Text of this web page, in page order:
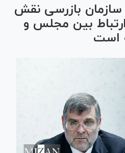
سازمان بازرسی نقش
بین مجلس و
است